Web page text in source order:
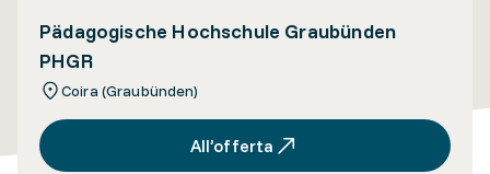
Pädagogische Hochschule Graubünden
PHGR
Coira (Graubünden)
All’offerta